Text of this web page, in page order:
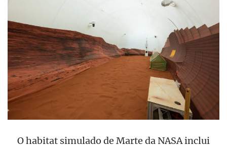
O habitat simulado de Marte da NASA inclui